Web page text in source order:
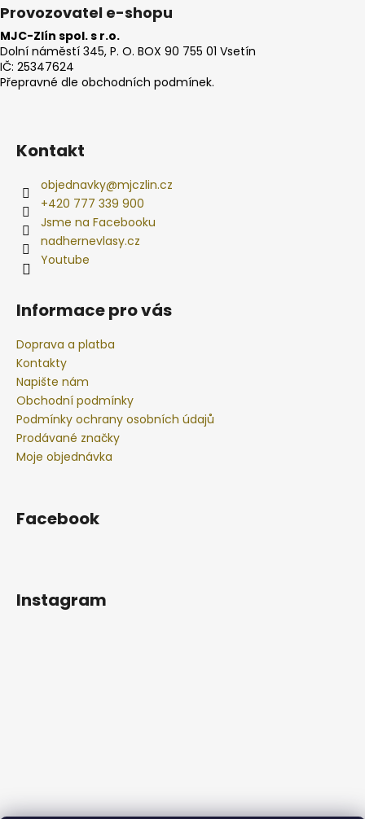
Provozovatel e-shopu
MJC-Zlín spol. s r.o.
Dolní náměstí 345, P. O. BOX 90 755 01 Vsetín
IČ: 25347624
Přepravné dle obchodních podmínek.
Kontakt
objednavky@mjczlin.cz
+420 777 339 900
Jsme na Facebooku
nadhernevlasy.cz
Youtube
Informace pro vás
Doprava a platba
Kontakty
Napište nám
Obchodní podmínky
Podmínky ochrany osobních údajů
Prodávané značky
Moje objednávka
Facebook
Instagram